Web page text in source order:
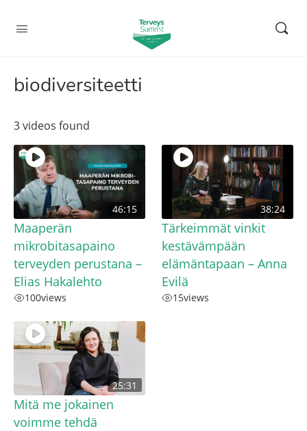
biodiversiteetti
3 videos found
46:15
Maaperän
mikrobitasapaino
terveyden perustana –
Elias Hakalehto
100views
38:24
Tärkeimmät vinkit
kestävämpään
elämäntapaan – Anna
Evilä
15views
25:31
Mitä me jokainen
voimme tehdä